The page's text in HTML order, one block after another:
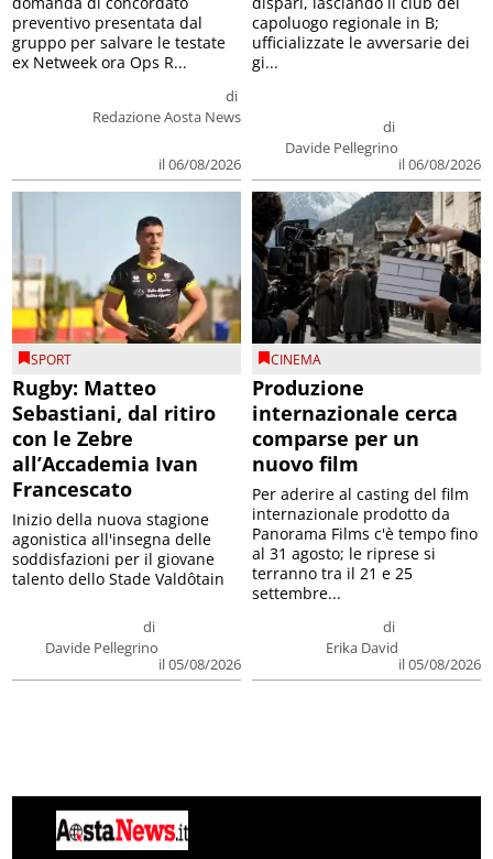
di
Redazione Aosta News
il 06/08/2026
preventivo presentata dal
gruppo per salvare le testate
ex Netweek ora Ops R...
di
Davide Pellegrino
il 06/08/2026
capoluogo regionale in B;
ufficializzate le avversarie dei
gi...
SPORT
Rugby: Matteo
Sebastiani, dal ritiro
con le Zebre
all’Accademia Ivan
Francescato
di
Davide Pellegrino
il 05/08/2026
Inizio della nuova stagione
agonistica all'insegna delle
soddisfazioni per il giovane
talento dello Stade Valdôtain
CINEMA
Produzione
internazionale cerca
comparse per un
nuovo film
di
Erika David
il 05/08/2026
Per aderire al casting del film
internazionale prodotto da
Panorama Films c'è tempo fino
al 31 agosto; le riprese si
terranno tra il 21 e 25
settembre...